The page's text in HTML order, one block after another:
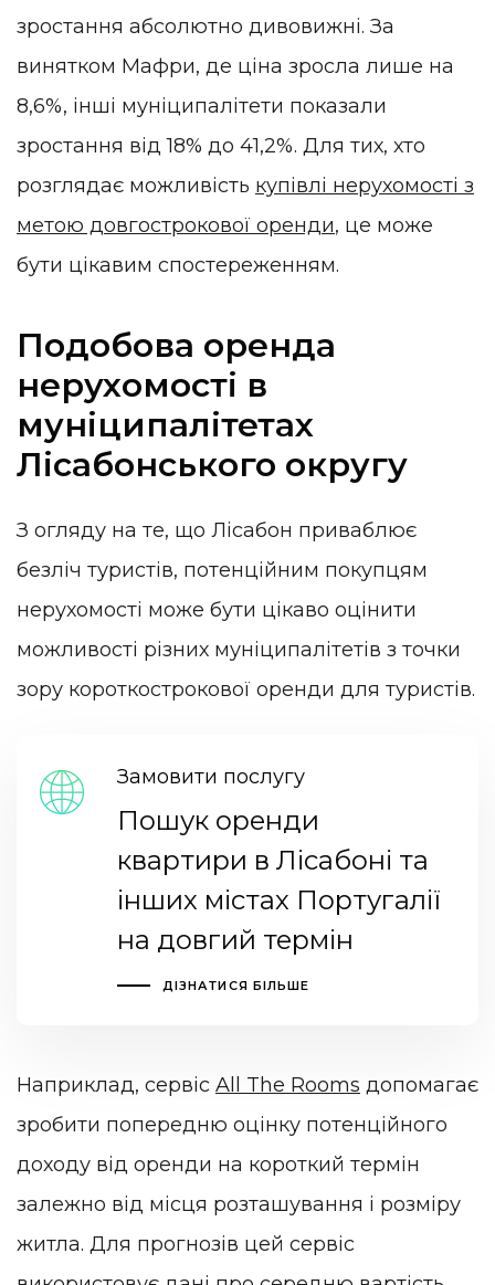
зростання абсолютно дивовижні. За
винятком Мафри, де ціна зросла лише на
8,6%, інші муніципалітети показали
зростання від 18% до 41,2%. Для тих, хто
розглядає можливість купівлі нерухомості з
метою довгострокової оренди, це може
бути цікавим спостереженням.
Подобова оренда
нерухомості в
муніципалітетах
Лісабонського округу
З огляду на те, що Лісабон приваблює
безліч туристів, потенційним покупцям
нерухомості може бути цікаво оцінити
можливості різних муніципалітетів з точки
зору короткострокової оренди для туристів.
Замовити послугу
Пошук оренди
квартири в Лісабоні та
інших містах Португалії
на довгий термін
ДІЗНАТИСЯ БІЛЬШЕ
Наприклад, сервіс All The Rooms допомагає
зробити попередню оцінку потенційного
доходу від оренди на короткий термін
залежно від місця розташування і розміру
житла. Для прогнозів цей сервіс